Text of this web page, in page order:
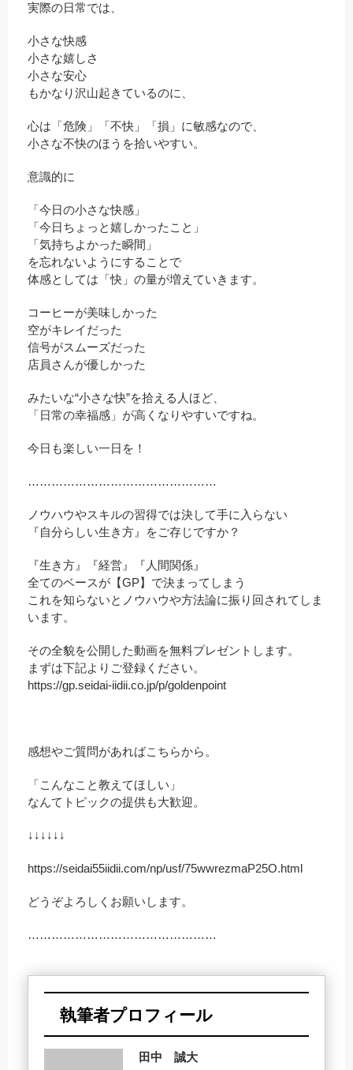
実際の日常では、
小さな快感
小さな嬉しさ
小さな安心
もかなり沢山起きているのに、
心は「危険」「不快」「損」に敏感なので、
小さな不快のほうを拾いやすい。
意識的に
「今日の小さな快感」
「今日ちょっと嬉しかったこと」
「気持ちよかった瞬間」
を忘れないようにすることで
体感としては「快」の量が増えていきます。
コーヒーが美味しかった
空がキレイだった
信号がスムーズだった
店員さんが優しかった
みたいな“小さな快”を拾える人ほど、
「日常の幸福感」が高くなりやすいですね。
今日も楽しい一日を！
…………………………………………
ノウハウやスキルの習得では決して手に入らない
『自分らしい生き方』をご存じですか？
『生き方』『経営』『人間関係』
全てのベースが【GP】で決まってしまう
これを知らないとノウハウや方法論に振り回されてしま
います。
その全貌を公開した動画を無料プレゼントします。
まずは下記よりご登録ください。
https://gp.seidai-iidii.co.jp/p/goldenpoint
感想やご質問があればこちらから。
「こんなこと教えてほしい」
なんてトピックの提供も大歓迎。
↓↓↓↓↓↓
https://seidai55iidii.com/np/usf/75wwrezmaP25O.html
どうぞよろしくお願いします。
…………………………………………
執筆者プロフィール
田中 誠大